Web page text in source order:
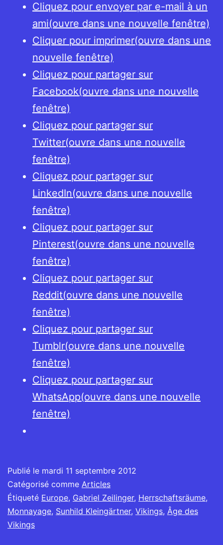
der
wikingerzeitlichen
Münzprägung
im
europäischen
Raum
und
deren
Bedeutung
für
die
Definition
von
Herrschaftsräumen
Cliquez pour envoyer par e-mail à un
ami(ouvre dans une nouvelle fenêtre)
Cliquer pour imprimer(ouvre dans une
nouvelle fenêtre)
Cliquez pour partager sur
Facebook(ouvre dans une nouvelle
fenêtre)
Cliquez pour partager sur
Twitter(ouvre dans une nouvelle
fenêtre)
Cliquez pour partager sur
LinkedIn(ouvre dans une nouvelle
fenêtre)
Cliquez pour partager sur
Pinterest(ouvre dans une nouvelle
fenêtre)
Cliquez pour partager sur
Reddit(ouvre dans une nouvelle
fenêtre)
Cliquez pour partager sur
Tumblr(ouvre dans une nouvelle
fenêtre)
Cliquez pour partager sur
WhatsApp(ouvre dans une nouvelle
fenêtre)
Publié le mardi 11 septembre 2012
Catégorisé comme Articles
Étiqueté Europe, Gabriel Zeilinger, Herrschaftsräume,
Monnayage, Sunhild Kleingärtner, Vikings, Âge des
Vikings